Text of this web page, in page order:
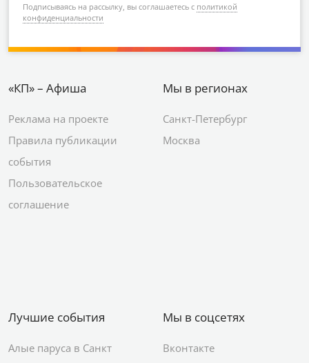
Подписываясь на рассылку, вы соглашаетесь с политикой
конфиденциальности
«КП» – Афиша
Реклама на проекте
Правила публикации
события
Пользовательское
соглашение
Мы в регионах
Санкт-Петербург
Москва
Лучшие события
Алые паруса в Санкт
Мы в соцсетях
Вконтакте